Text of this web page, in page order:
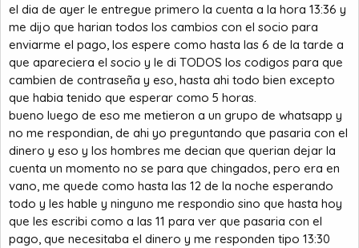
el dia de ayer le entregue primero la cuenta a la hora 13:36 y
me dijo que harian todos los cambios con el socio para
enviarme el pago, los espere como hasta las 6 de la tarde a
que apareciera el socio y le di TODOS los codigos para que
cambien de contraseña y eso, hasta ahi todo bien excepto
que habia tenido que esperar como 5 horas.
bueno luego de eso me metieron a un grupo de whatsapp y
no me respondian, de ahi yo preguntando que pasaria con el
dinero y eso y los hombres me decian que querian dejar la
cuenta un momento no se para que chingados, pero era en
vano, me quede como hasta las 12 de la noche esperando
todo y les hable y ninguno me respondio sino que hasta hoy
que les escribi como a las 11 para ver que pasaria con el
pago, que necesitaba el dinero y me responden tipo 13:30